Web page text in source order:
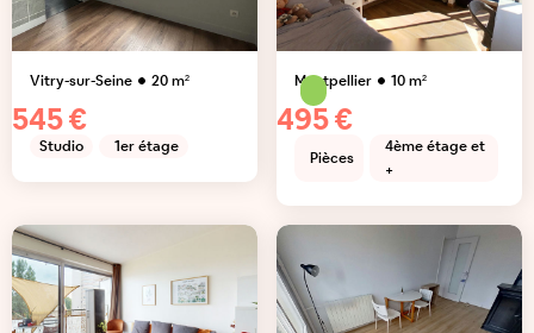
Vitry-sur-Seine 20m²
545 €
Studio 1er étage
Montpellier 10m²
495 €
Pièces
4ème étage et
+